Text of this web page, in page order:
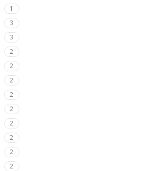
1
3
3
2
2
2
2
2
2
2
2
2